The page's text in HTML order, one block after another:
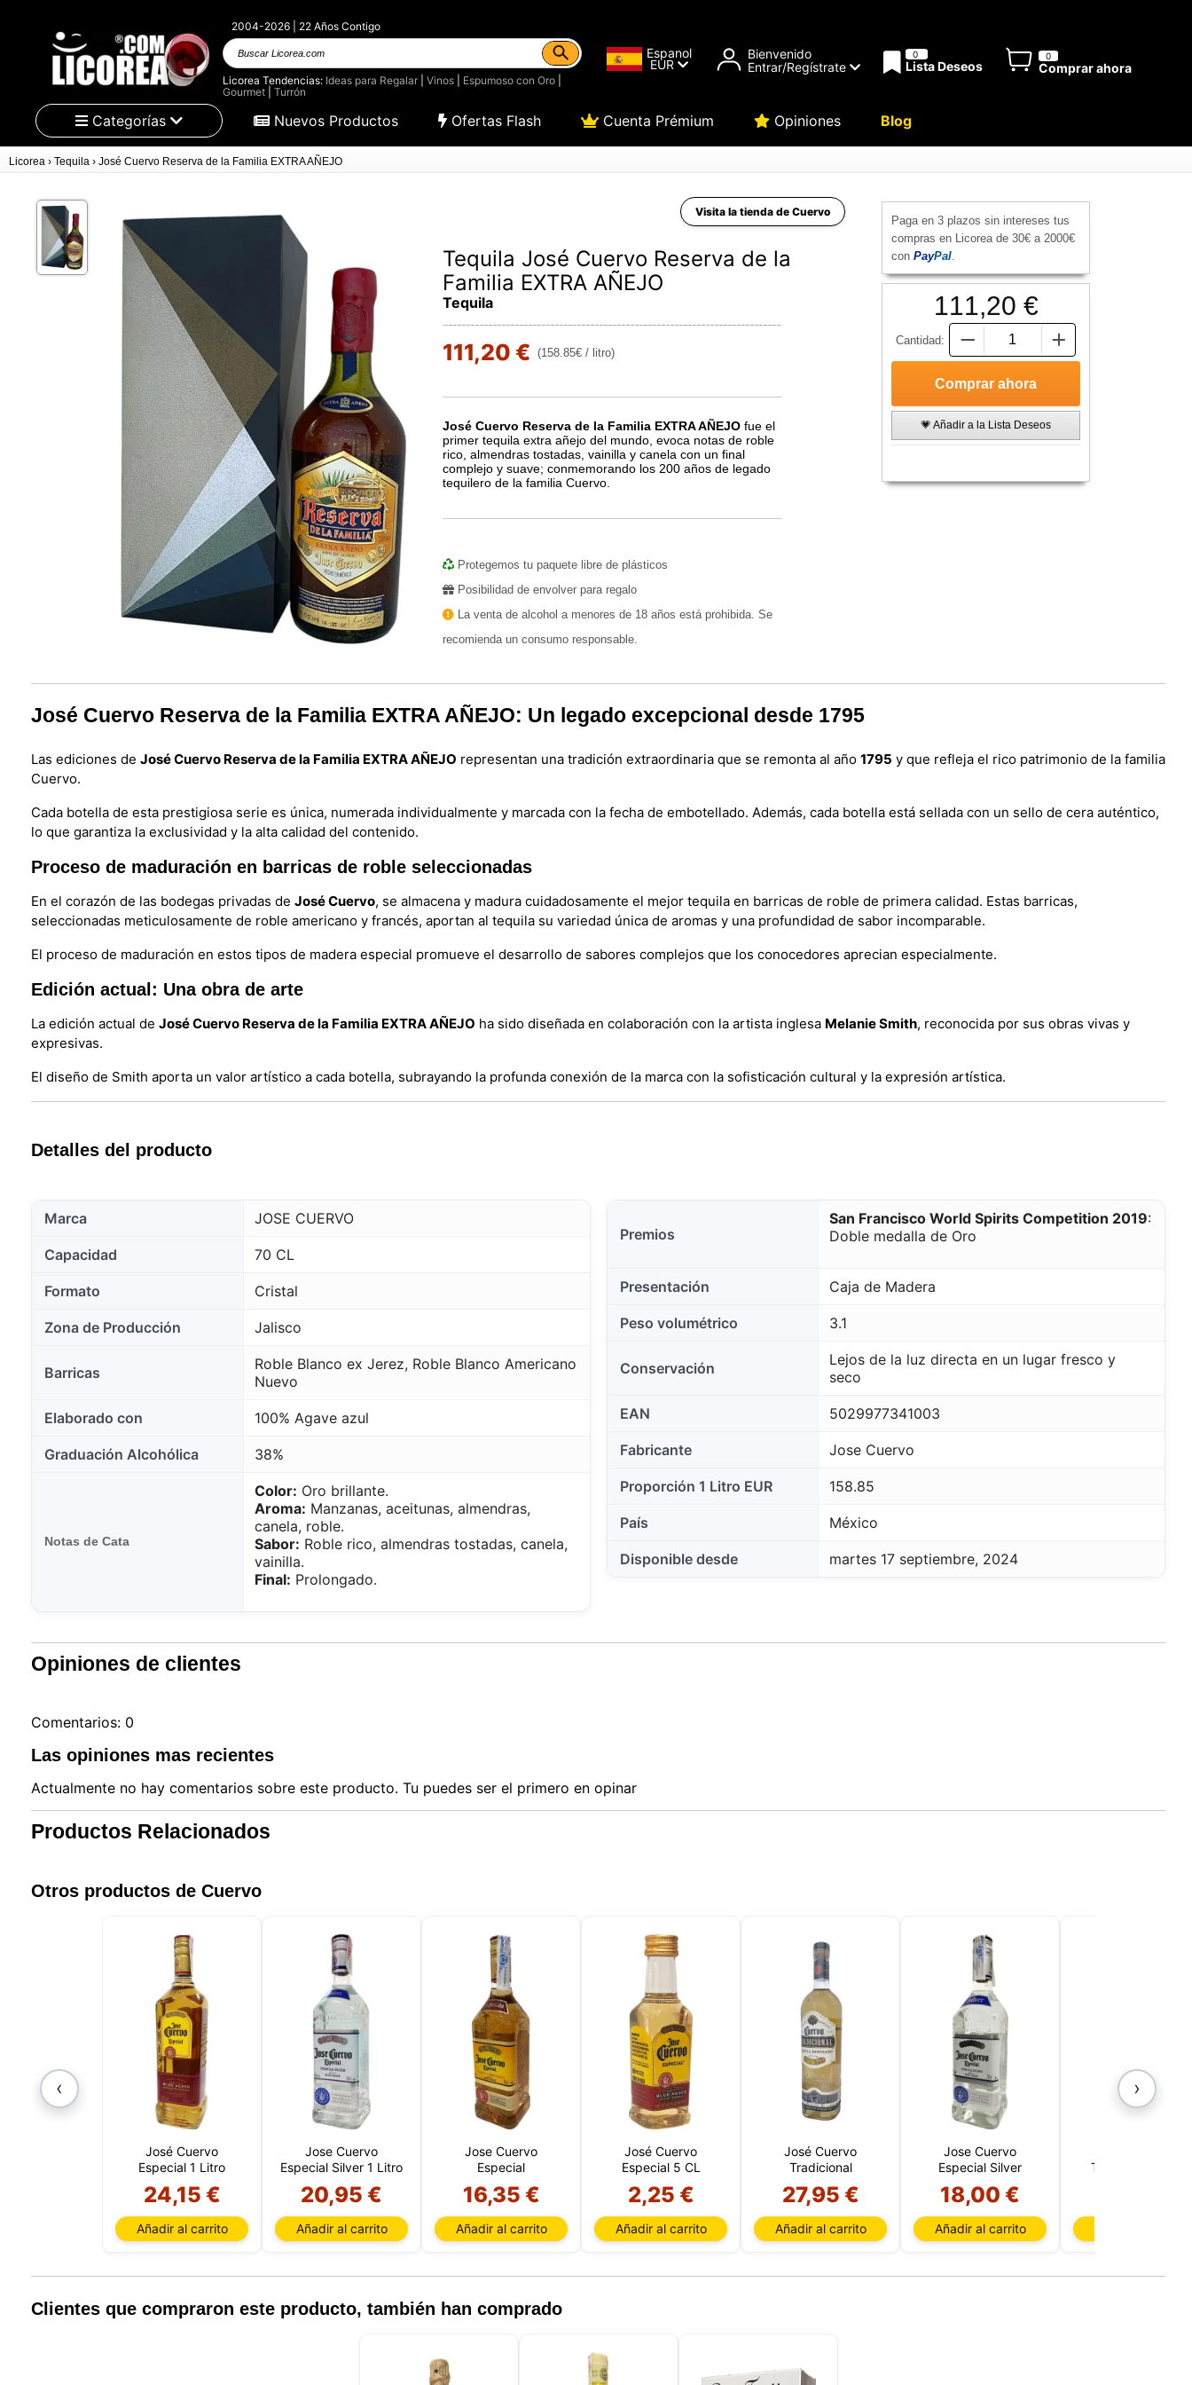
2004-2026 | 22 Años Contigo
Buscar Licorea.com
Licorea Tendencias: Ideas para Regalar| Vinos| Espumoso con Oro|
Gourmet| Turrón
Espanol
EUR
Bienvenido
Entrar/Regístrate
0
Lista Deseos
0
Comprar ahora
Categorías Nuevos Productos Ofertas Flash Cuenta Prémium Opiniones Blog
Licorea › Tequila › José Cuervo Reserva de la Familia EXTRA AÑEJO
Visita la tienda de Cuervo
Tequila José Cuervo Reserva de la
Familia EXTRA AÑEJO
Tequila
111,20 € (158.85€ / litro)
José Cuervo Reserva de la Familia EXTRA AÑEJOfue el
primer tequila extra añejo del mundo, evoca notas de roble
rico, almendras tostadas, vainilla y canela con un final
complejo y suave; conmemorando los 200 años de legado
tequilero de la familia Cuervo.
Protegemos tu paquete libre de plásticos
Posibilidad de envolver para regalo
La venta de alcohol a menores de 18 años está prohibida. Se
recomienda un consumo responsable.
Paga en 3 plazos sin intereses tus
compras en Licorea de 30€ a 2000€
con PayPal.
111,20 €
Cantidad:
💗 Añadir a la Lista Deseos
José Cuervo Reserva de la Familia EXTRA AÑEJO: Un legado excepcional desde 1795
Las ediciones de José Cuervo Reserva de la Familia EXTRA AÑEJO representan una tradición extraordinaria que se remonta al año 1795 y que refleja el rico patrimonio de la familia
Cuervo.
Cada botella de esta prestigiosa serie es única, numerada individualmente y marcada con la fecha de embotellado. Además, cada botella está sellada con un sello de cera auténtico,
lo que garantiza la exclusividad y la alta calidad del contenido.
Proceso de maduración en barricas de roble seleccionadas
En el corazón de las bodegas privadas de José Cuervo, se almacena y madura cuidadosamente el mejor tequila en barricas de roble de primera calidad. Estas barricas,
seleccionadas meticulosamente de roble americano y francés, aportan al tequila su variedad única de aromas y una profundidad de sabor incomparable.
El proceso de maduración en estos tipos de madera especial promueve el desarrollo de sabores complejos que los conocedores aprecian especialmente.
Edición actual: Una obra de arte
La edición actual de José Cuervo Reserva de la Familia EXTRA AÑEJO ha sido diseñada en colaboración con la artista inglesa Melanie Smith, reconocida por sus obras vivas y
expresivas.
El diseño de Smith aporta un valor artístico a cada botella, subrayando la profunda conexión de la marca con la sofisticación cultural y la expresión artística.
Detalles del producto
Marca JOSE CUERVO
Capacidad 70 CL
Formato Cristal
Zona de Producción Jalisco
Barricas
Roble Blanco ex Jerez, Roble Blanco Americano
Nuevo
Elaborado con 100% Agave azul
Graduación Alcohólica 38%
Notas de Cata
Color: Oro brillante.
Aroma: Manzanas, aceitunas, almendras,
canela, roble.
Sabor: Roble rico, almendras tostadas, canela,
vainilla.
Final: Prolongado.
Premios
San Francisco World Spirits Competition 2019:
Doble medalla de Oro
Presentación Caja de Madera
Peso volumétrico 3.1
Conservación
Lejos de la luz directa en un lugar fresco y
seco
EAN 5029977341003
Fabricante Jose Cuervo
Proporción 1 Litro EUR 158.85
País México
Disponible desde martes 17 septiembre, 2024
Opiniones de clientes
Comentarios: 0
Las opiniones mas recientes
Actualmente no hay comentarios sobre este producto. Tu puedes ser el primero en opinar
Productos Relacionados
Otros productos de Cuervo
‹
José Cuervo
Especial 1 Litro
24,15 €
Añadir al carrito
Jose Cuervo
Especial Silver 1 Litro
20,95 €
Añadir al carrito
Jose Cuervo
Especial
16,35 €
Añadir al carrito
José Cuervo
Especial 5 CL
2,25 €
Añadir al carrito
José Cuervo
Tradicional
27,95 €
Añadir al carrito
Jose Cuervo
Especial Silver
18,00 €
Añadir al carrito
Tradicional Silver
›
Clientes que compraron este producto, también han comprado
Este sitio web utiliza cookies
Nuestro sitio web utiliza cookies capaces de leer, almacenar y escribir
información en su navegador y en su dispositivo. La información procesada
por estas tecnologías incluye datos relacionados con su cuenta de usuario,
detalles de la sesión) e historial de navegación. Utilizamos esta información
carrito de la compra, mantener la seguridad, recordar las elecciones del
cookies necesarias. Puede personalizar su elección y seleccionar las
cookies que nos permite utilizar en su sesión.